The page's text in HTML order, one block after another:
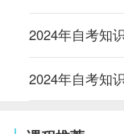
2024年自考知
2024年自考知